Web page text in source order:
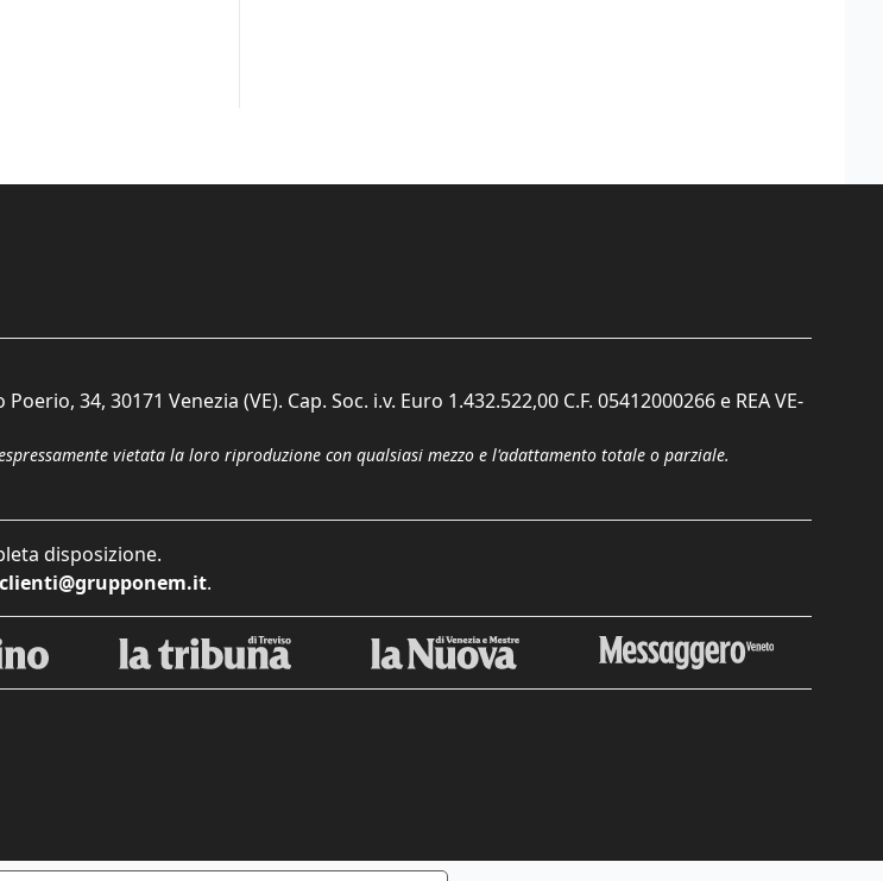
34, 30171 Venezia (VE). Cap. Soc. i.v. Euro 1.432.522,00 C.F. 05412000266 e REA VE-
vietata la loro riproduzione con qualsiasi mezzo e l'adattamento totale o parziale.
disposizione.
.